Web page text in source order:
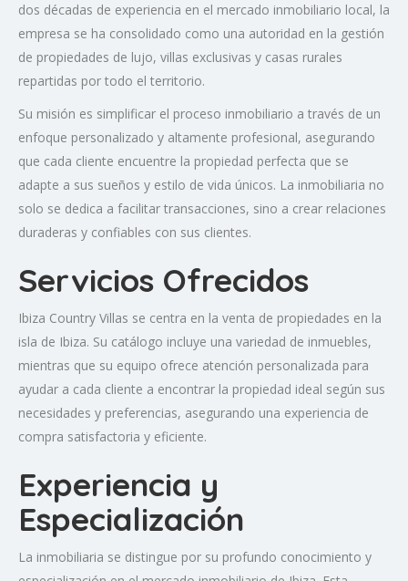
dos décadas de experiencia en el mercado inmobiliario local, la
empresa se ha consolidado como una autoridad en la gestión
de propiedades de lujo, villas exclusivas y casas rurales
repartidas por todo el territorio.
Su misión es simplificar el proceso inmobiliario a través de un
enfoque personalizado y altamente profesional, asegurando
que cada cliente encuentre la propiedad perfecta que se
adapte a sus sueños y estilo de vida únicos. La inmobiliaria no
solo se dedica a facilitar transacciones, sino a crear relaciones
duraderas y confiables con sus clientes.
Servicios Ofrecidos
Ibiza Country Villas se centra en la venta de propiedades en la
isla de Ibiza. Su catálogo incluye una variedad de inmuebles,
mientras que su equipo ofrece atención personalizada para
ayudar a cada cliente a encontrar la propiedad ideal según sus
necesidades y preferencias, asegurando una experiencia de
compra satisfactoria y eficiente.
Experiencia y
Especialización
La inmobiliaria se distingue por su profundo conocimiento y